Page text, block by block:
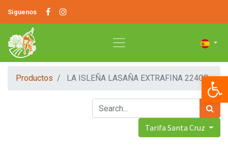
Síguenos
Productos LA ISLEÑA LASAÑA EXTRAFINA 224GR
Tarifa Santa Cruz